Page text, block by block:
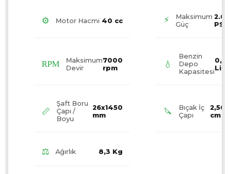
⚙️ Motor Hacmi 40 cc ⚡
Maksimum
Güç
2.0
PS
RPM
Maksimum
Devir
7000
rpm
💧
Benzin
Depo
Kapasitesi
📏
Şaft Boru
Çapı /
Boyu
26x1450
mm
🔪
Bıçak İç
Çapı
2,50
cm
⚖️ Ağırlık 8,3 Kg